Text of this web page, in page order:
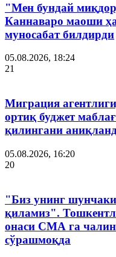
"Мен бундай
Каннаваро маоши
муносабат билдирди
05.08.2026, 18:24
21
Миграция
ортиқ буджет
қилингани
05.08.2026, 16:20
20
"Биз унинг
қиламиз".
онаси СМА га
сўрашмоқда